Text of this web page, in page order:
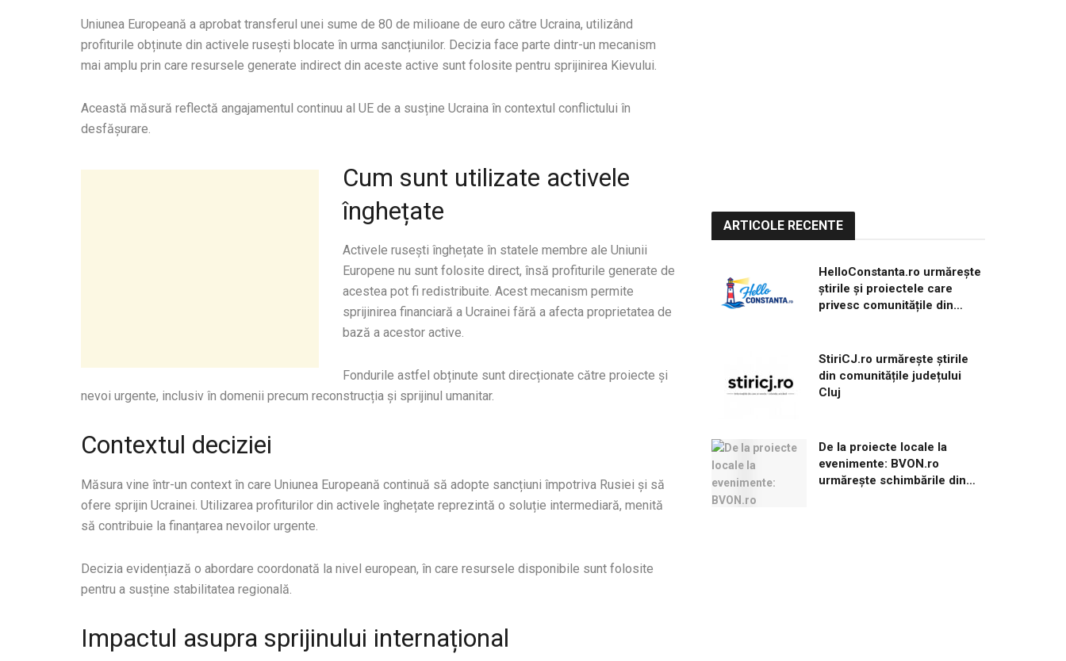
Uniunea Europeană a aprobat transferul unei sume de 80 de milioane de euro către Ucraina, utilizând
profiturile obținute din activele rusești blocate în urma sancțiunilor. Decizia face parte dintr-un mecanism
mai amplu prin care resursele generate indirect din aceste active sunt folosite pentru sprijinirea Kievului.
Această măsură reflectă angajamentul continuu al UE de a susține Ucraina în contextul conflictului în
desfășurare.
Cum sunt utilizate activele
înghețate
Activele rusești înghețate în statele membre ale Uniunii
Europene nu sunt folosite direct, însă profiturile generate de
acestea pot fi redistribuite. Acest mecanism permite
sprijinirea financiară a Ucrainei fără a afecta proprietatea de
bază a acestor active.
Fondurile astfel obținute sunt direcționate către proiecte și
nevoi urgente, inclusiv în domenii precum reconstrucția și sprijinul umanitar.
Contextul deciziei
Măsura vine într-un context în care Uniunea Europeană continuă să adopte sancțiuni împotriva Rusiei și să
ofere sprijin Ucrainei. Utilizarea profiturilor din activele înghețate reprezintă o soluție intermediară, menită
să contribuie la finanțarea nevoilor urgente.
Decizia evidențiază o abordare coordonată la nivel european, în care resursele disponibile sunt folosite
pentru a susține stabilitatea regională.
Impactul asupra sprijinului internațional
ARTICOLE RECENTE
HelloConstanta.ro urmărește
știrile și proiectele care
privesc comunitățile din
StiriCJ.ro urmărește știrile
din comunitățile județului
Cluj
De la proiecte locale la
evenimente: BVON.ro
urmărește schimbările din